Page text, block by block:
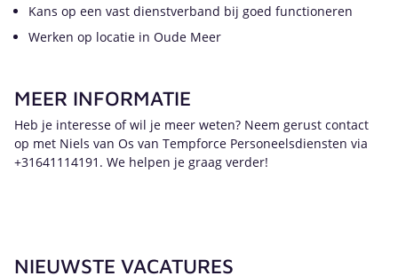
Kans op een vast dienstverband bij goed functioneren
Werken op locatie in Oude Meer
MEER INFORMATIE
Heb je interesse of wil je meer weten? Neem gerust contact
op met Niels van Os van Tempforce Personeelsdiensten via
+31641114191. We helpen je graag verder!
NIEUWSTE VACATURES